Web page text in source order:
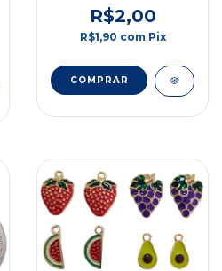
R$2,00
R$1,90 com Pix